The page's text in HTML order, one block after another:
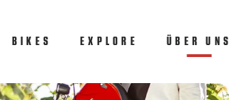
BIKES EXPLORE ÜBER UNS